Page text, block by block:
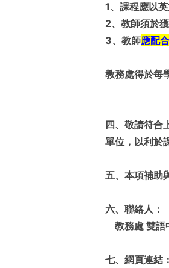
1、課程應以
2、教師須於
3、教師應配
教務處得於每
四、敬請符合
單位，以利於
五、本項補助
六、聯絡人：
教務處 雙
七、網頁連結